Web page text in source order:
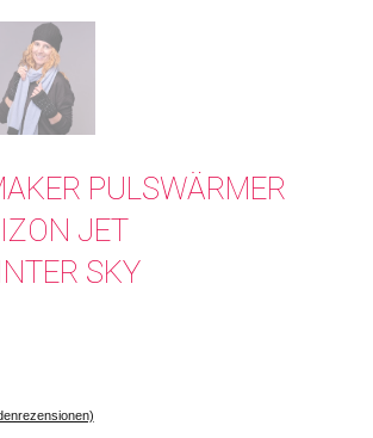
PULSWÄRMER
JET
SKY